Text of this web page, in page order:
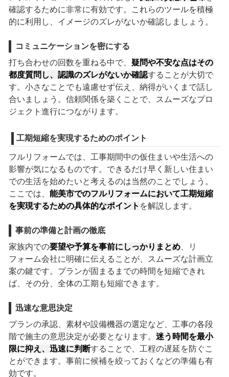
確認するために非常に有効です。これらのツールを積極
的に利用し、イメージのズレがないか確認しましょう。
コミュニケーションを密にする
打ち合わせの回数を重ねる中で、 疑問や不安な点はその
都度質問し、認識のズレがないか確認することが大切で
す。小さなことでも遠慮せず伝え、納得がいくまで話し
合いましょう。信頼関係を築くことで、スムーズなプロ
ジェクト進行につながります。
工期短縮を実現するためのポイント
フルリフォームでは、工事期間中の仮住まいや生活への
影響が気になるものです。できるだけ早く新しい住まい
での生活を始めたいと考えるのは当然のことでしょう。
ここでは、 能美市でのフルリフォームにおいて工期短縮
を実現するための具体的なポイント を解説します。
事前の準備と計画の徹底
家族内での要望や予算を事前にしっかりまとめ、リ
フォーム会社に明確に伝えることが、スムーズな計画立
案の鍵です。プランが固まるまでの時間を短縮できれ
ば、その分、全体の工期も短縮できます。
迅速な意思決定
プランの承認、素材や設備機器の選定など、工事の各段
階で施主の意思決定が必要となります。 迷う時間を最小
限に抑え、迅速に判断することで、工程の遅延を防ぐこ
とができます。事前に候補を絞っておくなどの準備も有
効です。